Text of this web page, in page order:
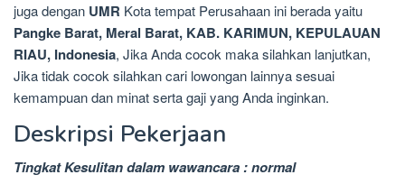
juga dengan UMR Kota tempat Perusahaan ini berada yaitu
Pangke Barat, Meral Barat, KAB. KARIMUN, KEPULAUAN
RIAU, Indonesia, Jika Anda cocok maka silahkan lanjutkan,
Jika tidak cocok silahkan cari lowongan lainnya sesuai
kemampuan dan minat serta gaji yang Anda inginkan.
Deskripsi Pekerjaan
Tingkat Kesulitan dalam wawancara : normal